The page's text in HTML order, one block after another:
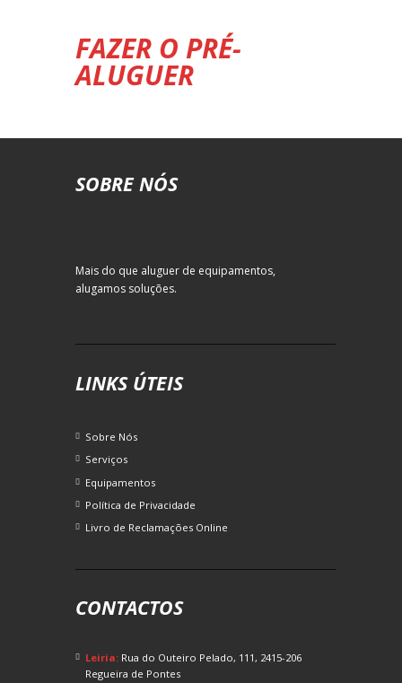
FAZER O PRÉ-
ALUGUER
SOBRE NÓS
Mais do que aluguer de equipamentos,
alugamos soluções.
LINKS ÚTEIS
Sobre Nós
Serviços
Equipamentos
Política de Privacidade
Livro de Reclamações Online
CONTACTOS
Leiria: Rua do Outeiro Pelado, 111, 2415-206
Regueira de Pontes